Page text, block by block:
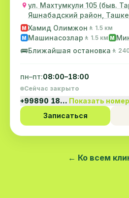
ул. Махтумкули 105 (быв.
Яшнабадский район,
старое ТашМИ
M Хамид Олимжон 🚶 1.5 км
M Машинасозлар 🚶 1.5 км M
🚌Ближайшая остановка 🚶
пн–пт:08:00–18:00
Сейчас закрыто
+99890 18… Показать номер
Записаться
← Ко всем